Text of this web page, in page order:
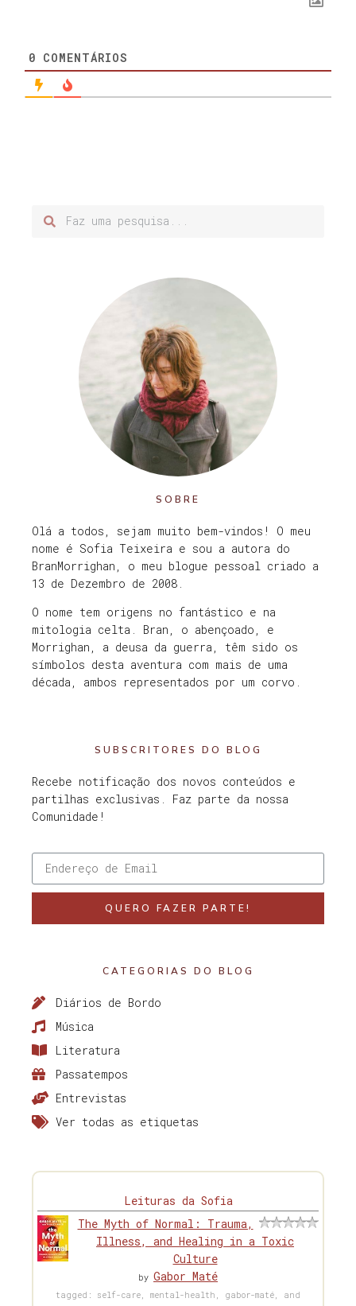
0 COMENTÁRIOS
SOBRE
Olá a todos, sejam muito bem-vindos! O meu
nome é Sofia Teixeira e sou a autora do
BranMorrighan, o meu blogue pessoal criado a
13 de Dezembro de 2008.
O nome tem origens no fantástico e na
mitologia celta. Bran, o abençoado, e
Morrighan, a deusa da guerra, têm sido os
símbolos desta aventura com mais de uma
década, ambos representados por um corvo.
SUBSCRITORES DO BLOG
Recebe notificação dos novos conteúdos e
partilhas exclusivas. Faz parte da nossa
Comunidade!
QUERO FAZER PARTE!
CATEGORIAS DO BLOG
Diários de Bordo
Música
Literatura
Passatempos
Entrevistas
Ver todas as etiquetas
Leituras da Sofia
The Myth of Normal: Trauma,
Illness, and Healing in a Toxic
Culture
by Gabor Maté
tagged: self-care, mental-health, gabor-maté, and